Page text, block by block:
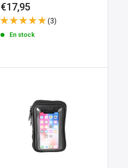
Precio
de
venta
€17,95
(3)
En stock